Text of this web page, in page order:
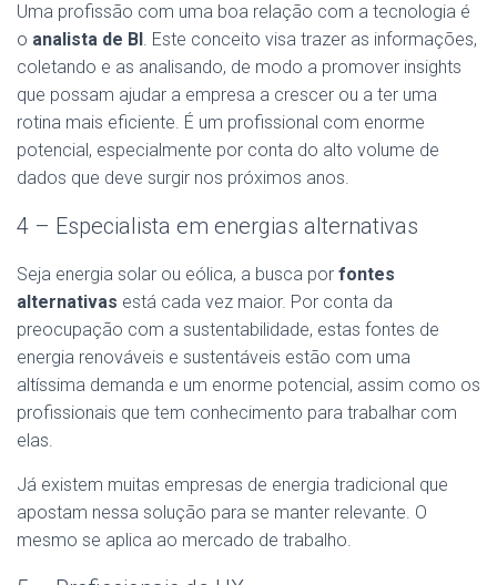
Uma profissão com uma boa relação com a tecnologia é
o analista de BI. Este conceito visa trazer as informações,
coletando e as analisando, de modo a promover insights
que possam ajudar a empresa a crescer ou a ter uma
rotina mais eficiente. É um profissional com enorme
potencial, especialmente por conta do alto volume de
dados que deve surgir nos próximos anos.
4 – Especialista em energias alternativas
Seja energia solar ou eólica, a busca por fontes
alternativas está cada vez maior. Por conta da
preocupação com a sustentabilidade, estas fontes de
energia renováveis e sustentáveis estão com uma
altíssima demanda e um enorme potencial, assim como os
profissionais que tem conhecimento para trabalhar com
elas.
Já existem muitas empresas de energia tradicional que
apostam nessa solução para se manter relevante. O
mesmo se aplica ao mercado de trabalho.